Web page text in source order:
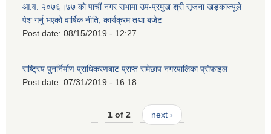
आ.व. २०७६।७७ को पाचौं नगर सभामा उप-प्रमुख श्री सृजना खड्काज्यूले
पेश गर्नु भएको वार्षिक नीति, कार्यक्रम तथा बजेट
Post date: 08/15/2019 - 12:27
राष्ट्रिय पुनर्निर्माण प्राधिकरणबाट प्राप्त रामेछाप नगरपालिका प्रोफाइल
Post date: 07/31/2019 - 16:18
1 of 2 next ›